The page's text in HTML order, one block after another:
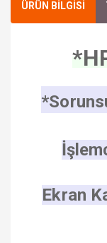
ÜRÜN BİLGİSİ
Ekran